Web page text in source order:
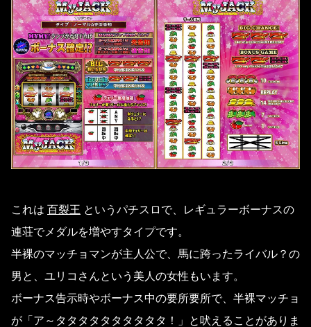
これは 百裂王 というパチスロで、レギュラーボーナスの
連荘でメダルを増やすタイプです。
半裸のマッチョマンが主人公で、馬に跨ったライバル？の
男と、ユリコさんという美人の女性もいます。
ボーナス告示時やボーナス中の要所要所で、半裸マッチョ
が「ア～タタタタタタタタタタ！」と吠えることがありま